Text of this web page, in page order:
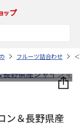
フルーツ詰合わせ
ン＆長野県産